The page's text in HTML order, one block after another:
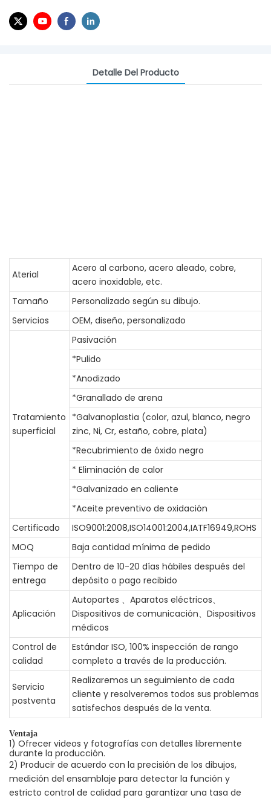
Detalle Del Producto
Aterial
Acero al carbono, acero aleado, cobre,
acero inoxidable, etc.
Tamaño
Personalizado según su dibujo.
Servicios
OEM, diseño, personalizado
Tratamiento
superficial
Pasivación
*Pulido
*Anodizado
*Granallado de arena
*Galvanoplastia (color, azul, blanco, negro
zinc, Ni, Cr, estaño, cobre, plata)
*Recubrimiento de óxido negro
* Eliminación de calor
*Galvanizado en caliente
*Aceite preventivo de oxidación
Certificado
ISO9001:2008,ISO14001:2004,IATF16949,ROHS
MOQ
Baja cantidad mínima de pedido
Tiempo de
entrega
Dentro de 10-20 días hábiles después del
depósito o pago recibido
Aplicación
Autopartes 、Aparatos eléctricos、
Dispositivos de comunicación、Dispositivos
médicos
Control de
calidad
Estándar ISO, 100% inspección de rango
completo a través de la producción.
Servicio
postventa
Realizaremos un seguimiento de cada
cliente y resolveremos todos sus problemas
satisfechos después de la venta.
Ventaja
1) Ofrecer videos y fotografías con detalles libremente
durante la producción.
2) Producir de acuerdo con la precisión de los dibujos,
medición del ensamblaje para detectar la función y
estricto control de calidad para garantizar una tasa de